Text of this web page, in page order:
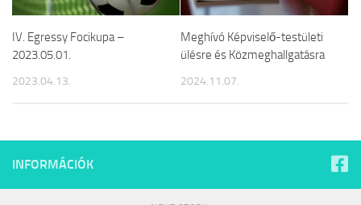
IV. Egressy Focikupa –
2023.05.01.
2023.04.13.
Meghívó Képviselő-testületi
ülésre és Közmeghallgatásra
2024.11.07.
INFORMÁCIÓK